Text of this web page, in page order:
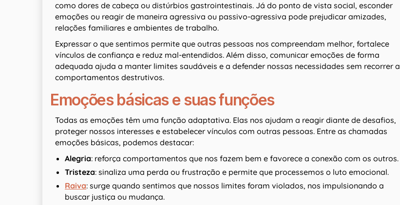
como dores de cabeça ou distúrbios gastrointestinais. Já do ponto de vista social, esconder
emoções ou reagir de maneira agressiva ou passivo-agressiva pode prejudicar amizades,
relações familiares e ambientes de trabalho.
Expressar o que sentimos permite que outras pessoas nos compreendam melhor, fortalece
vínculos de confiança e reduz mal-entendidos. Além disso, comunicar emoções de forma
adequada ajuda a manter limites saudáveis e a defender nossas necessidades sem recorrer a
comportamentos destrutivos.
Emoções básicas e suas funções
Todas as emoções têm uma função adaptativa. Elas nos ajudam a reagir diante de desafios,
proteger nossos interesses e estabelecer vínculos com outras pessoas. Entre as chamadas
emoções básicas, podemos destacar:
Alegria: reforça comportamentos que nos fazem bem e favorece a conexão com os outros.
Tristeza: sinaliza uma perda ou frustração e permite que processemos o luto emocional.
Raiva: surge quando sentimos que nossos limites foram violados, nos impulsionando a
buscar justiça ou mudança.